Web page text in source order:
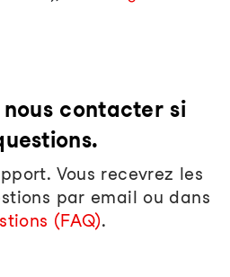
contacter si
Vous recevrez les
par email ou dans
(FAQ).